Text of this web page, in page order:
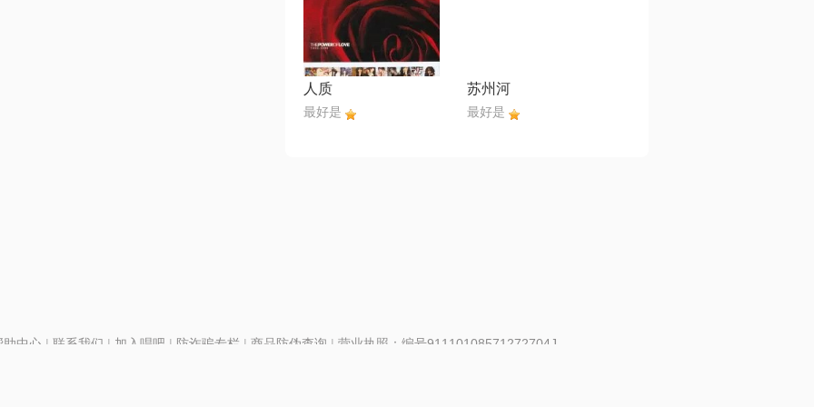
人质
最好是
苏州河
最好是
助中心 | 联系我们 | 加入唱吧 | 防诈骗专栏 | 商品防伪查询 | 营业执照：编号91110108571272704J